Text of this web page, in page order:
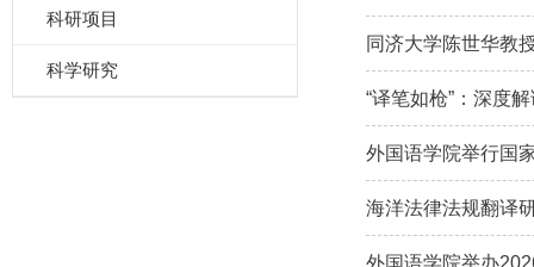
科研项目
科学研究
同济大学陈世华教
“译笔如枪”：深度
外国语学院举行国
海洋法律法规翻译
外国语学院举办